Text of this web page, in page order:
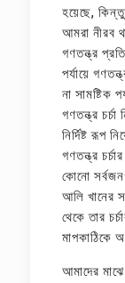
হয়েছে, কিন্তু
আমরা নীরব
গণতন্ত্র
পর্যায়ে
না সামষ্টিক
গণতন্ত্র
নির্দিষ্ট রূপ
গণতন্ত্র
কোনো
আলি খানের
থেকে তার
মাপকাঠিকে
আমাদের